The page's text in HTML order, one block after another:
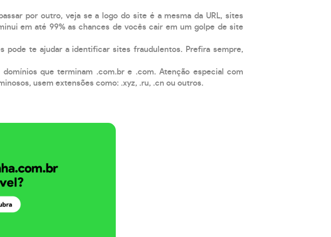
por outro, veja se a logo do site é a mesma da URL, sites
em até 99% as chances de vocês cair em um golpe de site
pode te ajudar a identificar sites fraudulentos. Prefira sempre,
que terminam .com.br e .com. Atenção especial com
usem extensões como: .xyz, .ru, .cn ou outros.